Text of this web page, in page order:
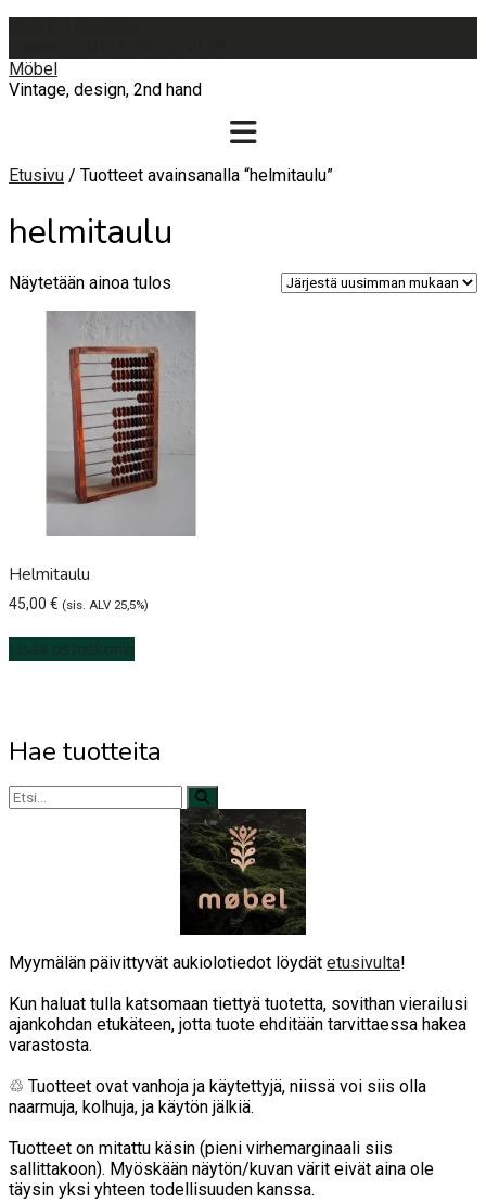
content
Möbel
Vintage, design, 2nd hand
Etusivu / Tuotteet avainsanalla “helmitaulu”
helmitaulu
Näytetään ainoa tulos
Helmitaulu
45,00 € (sis. ALV 25,5%)
Lisää ostoskoriin
Hae tuotteita
Myymälän päivittyvät aukiolotiedot löydät etusivulta!
Kun haluat tulla katsomaan tiettyä tuotetta, sovithan vierailusi
ajankohdan etukäteen, jotta tuote ehditään tarvittaessa hakea
varastosta.
♲ Tuotteet ovat vanhoja ja käytettyjä, niissä voi siis olla
naarmuja, kolhuja, ja käytön jälkiä.
Tuotteet on mitattu käsin (pieni virhemarginaali siis
sallittakoon). Myöskään näytön/kuvan värit eivät aina ole
täysin yksi yhteen todellisuuden kanssa.